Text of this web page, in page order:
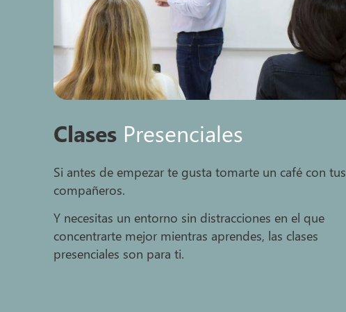
Clases Presenciales
Si antes de empezar te gusta tomarte un café con tus
compañeros.
Y necesitas un entorno sin distracciones en el que
concentrarte mejor mientras aprendes, las clases
presenciales son para ti.